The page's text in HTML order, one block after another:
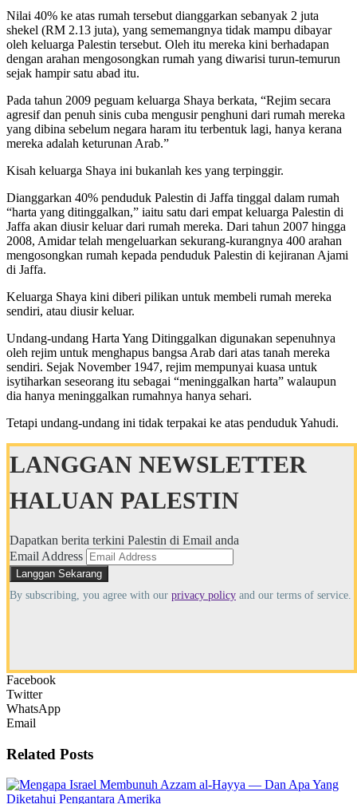
Nilai 40% ke atas rumah tersebut dianggarkan sebanyak 2 juta
shekel (RM 2.13 juta), yang sememangnya tidak mampu dibayar
oleh keluarga Palestin tersebut. Oleh itu mereka kini berhadapan
dengan arahan mengosongkan rumah yang diwarisi turun-temurun
sejak hampir satu abad itu.
Pada tahun 2009 peguam keluarga Shaya berkata, “Rejim secara
agresif dan penuh sinis cuba mengusir penghuni dari rumah mereka
yang dibina sebelum negara haram itu terbentuk lagi, hanya kerana
mereka adalah keturunan Arab.”
Kisah keluarga Shaya ini bukanlah kes yang terpinggir.
Dianggarkan 40% penduduk Palestin di Jaffa tinggal dalam rumah
“harta yang ditinggalkan,” iaitu satu dari empat keluarga Palestin di
Jaffa akan diusir keluar dari rumah mereka. Dari tahun 2007 hingga
2008, Amidar telah mengeluarkan sekurang-kurangnya 400 arahan
mengosongkan rumah kepada penduduk Palestin di kejiranan Ajami
di Jaffa.
Keluarga Shaya kini diberi pilikan untuk membeli rumah mereka
sendiri, atau diusir keluar.
Undang-undang Harta Yang Ditinggalkan digunakan sepenuhnya
oleh rejim untuk menghapus bangsa Arab dari atas tanah mereka
sendiri. Sejak November 1947, rejim mempunyai kuasa untuk
isytiharkan seseorang itu sebagai “meninggalkan harta” walaupun
dia hanya meninggalkan rumahnya hanya sehari.
Tetapi undang-undang ini tidak terpakai ke atas penduduk Yahudi.
LANGGAN NEWSLETTER
HALUAN PALESTIN
Dapatkan berita terkini Palestin di Email anda
Email Address
By subscribing, you agree with our privacy policy and our terms of service.
Facebook
Twitter
WhatsApp
Email
Related Posts